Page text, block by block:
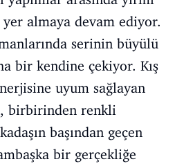
yer almaya devam ediyor.
serinin büyülü
bir kendine çekiyor. Kış
uyum sağlayan
birbirinden renkli
başından geçen
bir gerçekliğe